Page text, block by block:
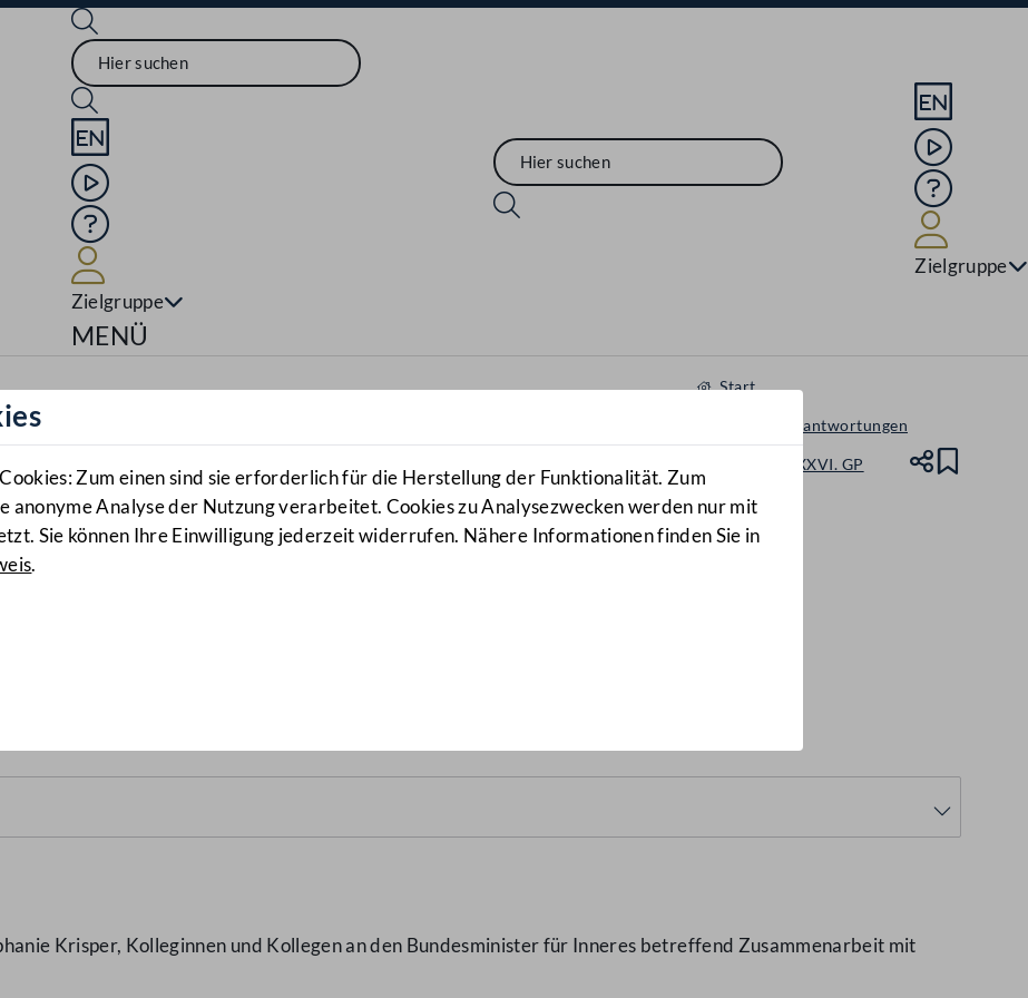
Sprache English
Mediathek
Hilfe
Zielgruppe
Navigationsmenü öffnen
MENÜ
Sprache
Mediathek
Hilfe
Zielgruppe
Zum einen sind sie erforderlich für die Herstellung der Funktionalität. Zum
anonyme Analyse der Nutzung verarbeitet. Cookies zu Analysezwecken werden nur mit
Sie können Ihre Einwilligung jederzeit widerrufen. Nähere Informationen finden Sie in
.
Start
Anfragen & Beantwortungen
Nationalrat - XXVI. GP
Anfragen
1458/J
Geheimdiensten
Krisper, Kolleginnen und Kollegen an den Bundesminister für Inneres betreffend Zusammenarbeit mit